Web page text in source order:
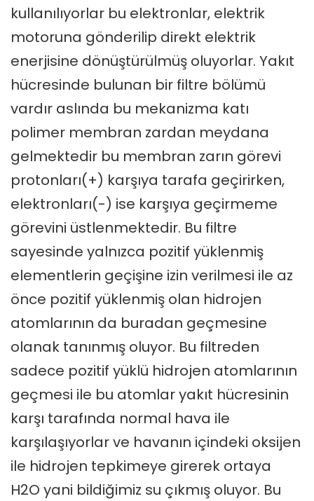
kullanılıyorlar bu elektronlar, elektrik
motoruna gönderilip direkt elektrik
enerjisine dönüştürülmüş oluyorlar. Yakıt
hücresinde bulunan bir filtre bölümü
vardır aslında bu mekanizma katı
polimer membran zardan meydana
gelmektedir bu membran zarın görevi
protonları(+) karşıya tarafa geçirirken,
elektronları(-) ise karşıya geçirmeme
görevini üstlenmektedir. Bu filtre
sayesinde yalnızca pozitif yüklenmiş
elementlerin geçişine izin verilmesi ile az
önce pozitif yüklenmiş olan hidrojen
atomlarının da buradan geçmesine
olanak tanınmış oluyor. Bu filtreden
sadece pozitif yüklü hidrojen atomlarının
geçmesi ile bu atomlar yakıt hücresinin
karşı tarafında normal hava ile
karşılaşıyorlar ve havanın içindeki oksijen
ile hidrojen tepkimeye girerek ortaya
H2O yani bildiğimiz su çıkmış oluyor. Bu